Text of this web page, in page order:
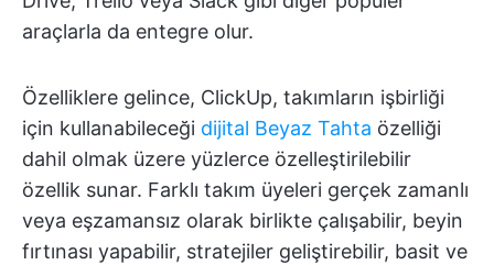
araçlarla da entegre olur.
Özelliklere gelince, ClickUp, takımların işbirliği
için kullanabileceği dijital Beyaz Tahta özelliği
dahil olmak üzere yüzlerce özelleştirilebilir
özellik sunar. Farklı takım üyeleri gerçek zamanlı
veya eşzamansız olarak birlikte çalışabilir, beyin
fırtınası yapabilir, stratejiler geliştirebilir, basit ve